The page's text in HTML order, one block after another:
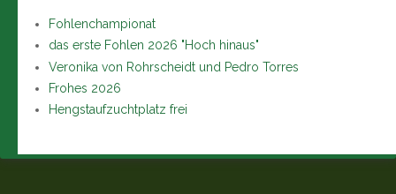
Fohlenchampionat
das erste Fohlen 2026 "Hoch hinaus"
Veronika von Rohrscheidt und Pedro Torres
Frohes 2026
Hengstaufzuchtplatz frei